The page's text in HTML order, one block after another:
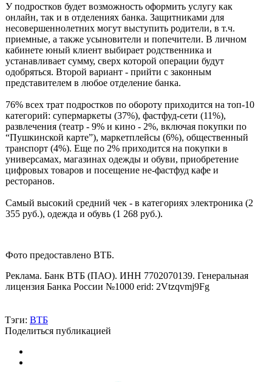
У подростков будет возможность оформить услугу как
онлайн, так и в отделениях банка. Защитниками для
несовершеннолетних могут выступить родители, в т.ч.
приемные, а также усыновители и попечители. В личном
кабинете юный клиент выбирает родственника и
устанавливает сумму, сверх которой операции будут
одобряться. Второй вариант - прийти с законным
представителем в любое отделение банка.
76% всех трат подростков по обороту приходится на топ-10
категорий: супермаркеты (37%), фастфуд-сети (11%),
развлечения (театр - 9% и кино - 2%, включая покупки по
“Пушкинской карте”), маркетплейсы (6%), общественный
транспорт (4%). Еще по 2% приходится на покупки в
универсамах, магазинах одежды и обуви, приобретение
цифровых товаров и посещение не-фастфуд кафе и
ресторанов.
Самый высокий средний чек - в категориях электроника (2
355 руб.), одежда и обувь (1 268 руб.).
Фото предоставлено ВТБ.
Реклама. Банк ВТБ (ПАО). ИНН 7702070139. Генеральная
лицензия Банка России №1000 erid: 2Vtzqvmj9Fg
Тэги: ВТБ
Поделиться публикацией